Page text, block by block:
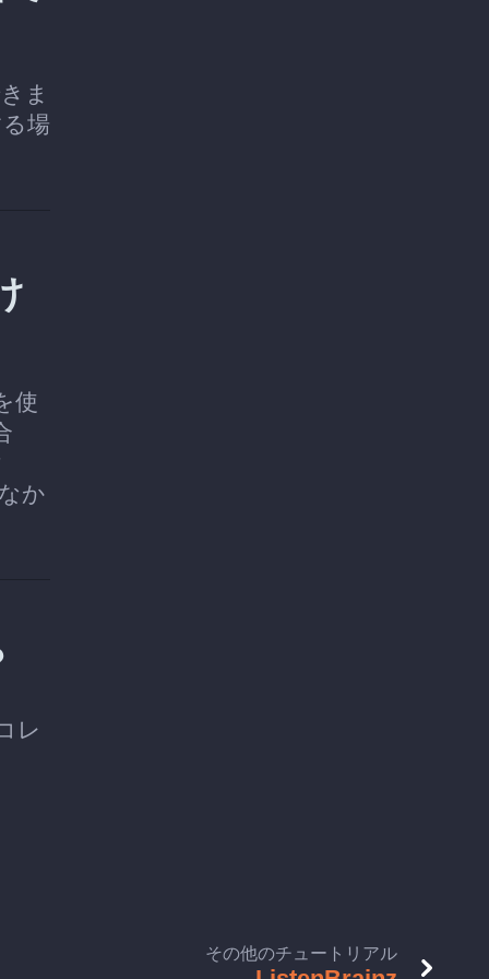
ま
場
使
か
レ
その他のチュートリアル